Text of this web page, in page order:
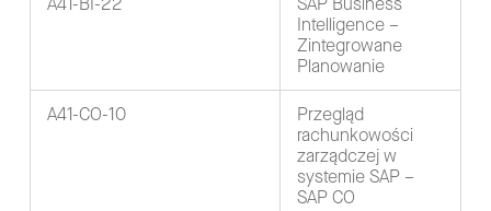
Intelligence –
Zintegrowane
Planowanie
A41-CO-10
Przegląd
rachunkowości
zarządczej w
systemie SAP –
SAP CO